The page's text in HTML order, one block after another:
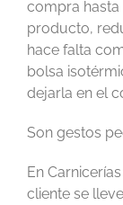
compra
producto,
hace falta
bolsa
dejarla en el
Son gestos
En
cliente se